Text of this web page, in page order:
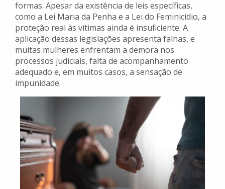
formas. Apesar da existência de leis específicas,
como a Lei Maria da Penha e a Lei do Feminicídio, a
proteção real às vítimas ainda é insuficiente. A
aplicação dessas legislações apresenta falhas, e
muitas mulheres enfrentam a demora nos
processos judiciais, falta de acompanhamento
adequado e, em muitos casos, a sensação de
impunidade.